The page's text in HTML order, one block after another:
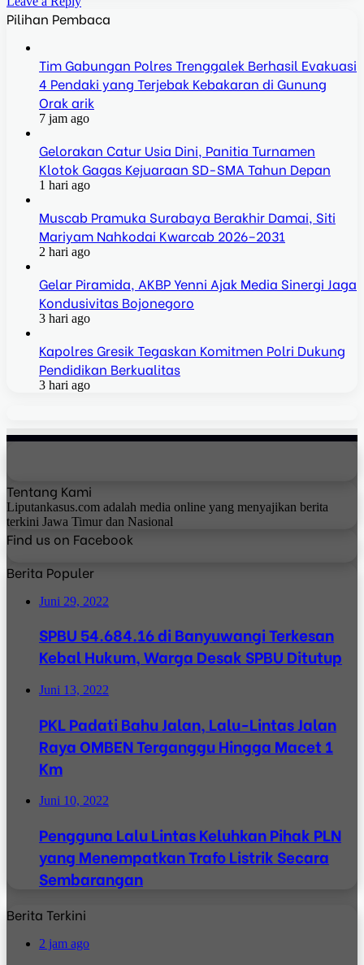
Pilihan Pembaca
Tim Gabungan Polres Trenggalek Berhasil Evakuasi
4 Pendaki yang Terjebak Kebakaran di Gunung
Orak arik
7 jam ago
Gelorakan Catur Usia Dini, Panitia Turnamen
Klotok Gagas Kejuaraan SD-SMA Tahun Depan
1 hari ago
Muscab Pramuka Surabaya Berakhir Damai, Siti
Mariyam Nahkodai Kwarcab 2026–2031
2 hari ago
Gelar Piramida, AKBP Yenni Ajak Media Sinergi Jaga
Kondusivitas Bojonegoro
3 hari ago
Kapolres Gresik Tegaskan Komitmen Polri Dukung
Pendidikan Berkualitas
3 hari ago
Tentang Kami
Liputankasus.com adalah media online yang menyajikan berita
terkini Jawa Timur dan Nasional
Find us on Facebook
Berita Populer
Juni 29, 2022
SPBU 54.684.16 di Banyuwangi Terkesan
Kebal Hukum, Warga Desak SPBU Ditutup
Juni 13, 2022
PKL Padati Bahu Jalan, Lalu-Lintas Jalan
Raya OMBEN Terganggu Hingga Macet 1
Km
Juni 10, 2022
Pengguna Lalu Lintas Keluhkan Pihak PLN
yang Menempatkan Trafo Listrik Secara
Sembarangan
Berita Terkini
2 jam ago